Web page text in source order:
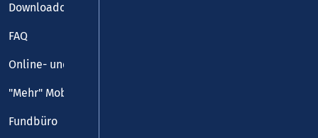
Downloadcenter
FAQ
Online- und Handy-Tickets
"Mehr" Mobilität
Fundbüro